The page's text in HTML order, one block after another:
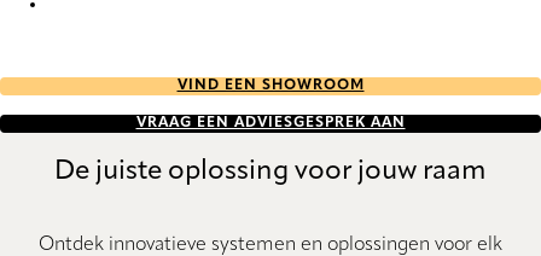
VIND EEN SHOWROOM
VRAAG EEN ADVIESGESPREK AAN
De juiste oplossing voor jouw raam
Ontdek innovatieve systemen en oplossingen voor elk